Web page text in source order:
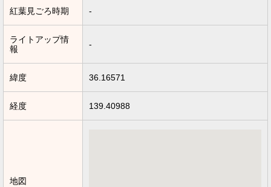
紅葉見ごろ時期 -
ライトアップ情
報
-
緯度 36.16571
経度 139.40988
地図